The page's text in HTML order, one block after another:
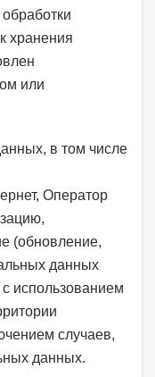
хранения
или
в том числе
Оператор
(обновление,
данных
использованием
случаев,
данных.